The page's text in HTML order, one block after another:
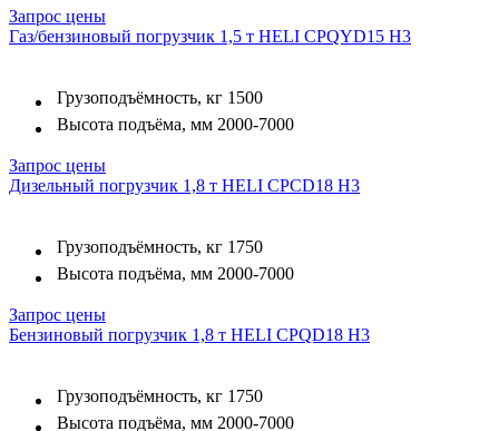
Запрос цены
Газ/бензиновый погрузчик 1,5 т HELI CPQYD15 H3
Грузоподъёмность, кг 1500
Высота подъёма, мм 2000-7000
Запрос цены
Дизельный погрузчик 1,8 т HELI CPСD18 H3
Грузоподъёмность, кг 1750
Высота подъёма, мм 2000-7000
Запрос цены
Бензиновый погрузчик 1,8 т HELI CPQD18 H3
Грузоподъёмность, кг 1750
Высота подъёма, мм 2000-7000